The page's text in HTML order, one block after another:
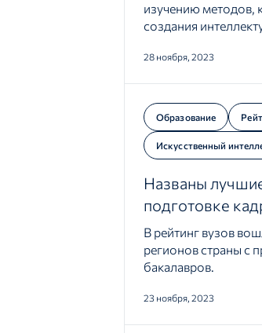
изучению методов,
создания
28 ноября, 2023
Образование
Искусственный
Названы
подготовке
В рейтинг вузов
регионов страны с
бакалавров.
23 ноября, 2023